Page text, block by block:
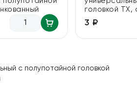
головкой TX,
3 ₽
с полупотайной головкой